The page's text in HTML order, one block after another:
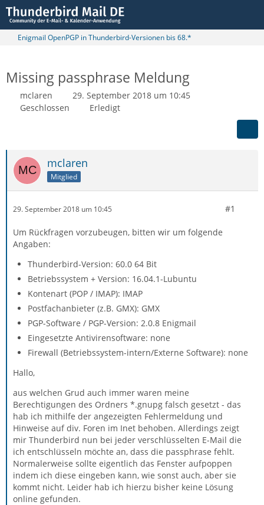
Enigmail OpenPGP in Thunderbird-Versionen bis 68.*
Missing passphrase Meldung
mclaren
29. September 2018 um 10:45
Geschlossen
Erledigt
mclaren
Mitglied
29. September 2018 um 10:45 #1
Um Rückfragen vorzubeugen, bitten wir um folgende
Angaben:
Thunderbird-Version: 60.0 64 Bit
Betriebssystem + Version: 16.04.1-Lubuntu
Kontenart (POP / IMAP): IMAP
Postfachanbieter (z.B. GMX): GMX
PGP-Software / PGP-Version: 2.0.8 Enigmail
Eingesetzte Antivirensoftware: none
Firewall (Betriebssystem-intern/Externe Software): none
Hallo,
aus welchen Grud auch immer waren meine
Berechtigungen des Ordners *.gnupg falsch gesetzt - das
hab ich mithilfe der angezeigten Fehlermeldung und
Hinweise auf div. Foren im Inet behoben. Allerdings zeigt
mir Thunderbird nun bei jeder verschlüsselten E-Mail die
ich entschlüsseln möchte an, dass die passphrase fehlt.
Normalerweise sollte eigentlich das Fenster aufpoppen
indem ich diese eingeben kann, wie sonst auch, aber sie
kommt nicht. Leider hab ich hierzu bisher keine Lösung
online gefunden.